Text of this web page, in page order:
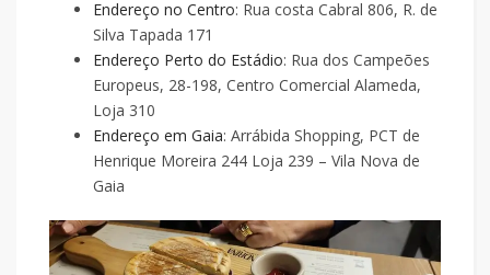
Endereço no Centro: Rua costa Cabral 806, R. de
Silva Tapada 171
Endereço Perto do Estádio: Rua dos Campeões
Europeus, 28-198, Centro Comercial Alameda,
Loja 310
Endereço em Gaia: Arrábida Shopping, PCT de
Henrique Moreira 244 Loja 239 – Vila Nova de
Gaia